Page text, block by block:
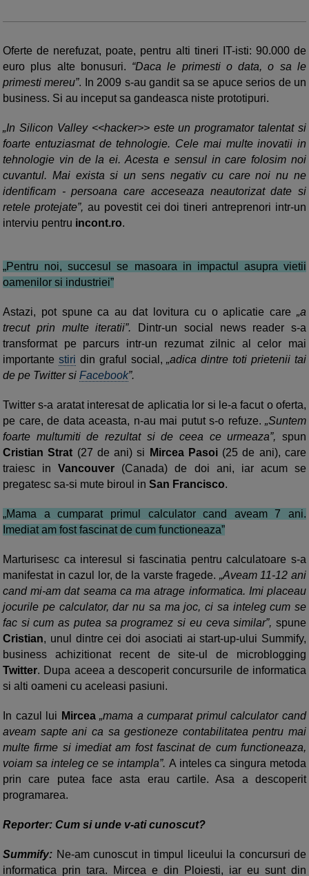
Oferte de nerefuzat, poate, pentru alti tineri IT-isti: 90.000 de
euro plus alte bonusuri. “Daca le primesti o data, o sa le
primesti mereu”. In 2009 s-au gandit sa se apuce serios de un
business. Si au inceput sa gandeasca niste prototipuri.
„In Silicon Valley <<hacker>> este un programator talentat si
foarte entuziasmat de tehnologie. Cele mai multe inovatii in
tehnologie vin de la ei. Acesta e sensul in care folosim noi
cuvantul. Mai exista si un sens negativ cu care noi nu ne
identificam - persoana care acceseaza neautorizat date si
retele protejate”, au povestit cei doi tineri antreprenori intr-un
interviu pentru incont.ro.
„Pentru noi, succesul se masoara in impactul asupra vietii
oamenilor si industriei”
Astazi, pot spune ca au dat lovitura cu o aplicatie care „a
trecut prin multe iteratii”. Dintr-un social news reader s-a
transformat pe parcurs intr-un rezumat zilnic al celor mai
importante stiri din graful social,„adica dintre toti prietenii tai
de pe Twitter si Facebook”.
Twitter s-a aratat interesat de aplicatia lor si le-a facut o oferta,
pe care, de data aceasta, n-au mai putut s-o refuze. „Suntem
foarte multumiti de rezultat si de ceea ce urmeaza”, spun
Cristian Strat (27 de ani) si Mircea Pasoi (25 de ani), care
traiesc inVancouver (Canada) de doi ani, iar acum se
pregatesc sa-si mute biroul in San Francisco.
„Mama a cumparat primul calculator cand aveam 7 ani.
Imediat am fost fascinat de cum functioneaza”
Marturisesc ca interesul si fascinatia pentru calculatoare s-a
manifestat in cazul lor, de la varste fragede. „Aveam 11-12 ani
cand mi-am dat seama ca ma atrage informatica. Imi placeau
jocurile pe calculator, dar nu sa ma joc, ci sa inteleg cum se
fac si cum as putea sa programez si eu ceva similar”, spune
Cristian, unul dintre cei doi asociati ai start-up-ului Summify,
business achizitionat recent de site-ul de microblogging
Twitter. Dupa aceea a descoperit concursurile de informatica
si alti oameni cu aceleasi pasiuni.
In cazul lui Mircea „mama a cumparat primul calculator cand
aveam sapte ani ca sa gestioneze contabilitatea pentru mai
multe firme si imediat am fost fascinat de cum functioneaza,
voiam sa inteleg ce se intampla”. A inteles ca singura metoda
prin care putea face asta erau cartile. Asa a descoperit
programarea.
Reporter: Cum si unde v-ati cunoscut?
Summify: Ne-am cunoscut in timpul liceului la concursuri de
informatica prin tara. Mircea e din Ploiesti, iar eu sunt din